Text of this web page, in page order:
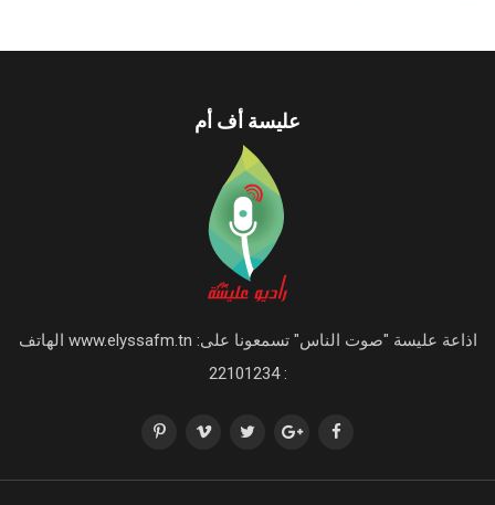
عليسة أف أم
اذاعة عليسة "صوت الناس" تسمعونا على: www.elyssafm.tn الهاتف
: 22101234